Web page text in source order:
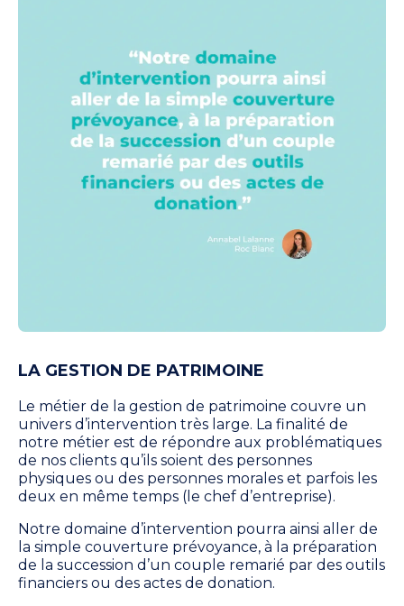
LA GESTION DE PATRIMOINE
Le métier de la gestion de patrimoine couvre un
univers d’intervention très large. La finalité de
notre métier est de répondre aux problématiques
de nos clients qu’ils soient des personnes
physiques ou des personnes morales et parfois les
deux en même temps (le chef d’entreprise).
Notre domaine d’intervention pourra ainsi aller de
la simple couverture prévoyance, à la préparation
de la succession d’un couple remarié par des outils
financiers ou des actes de donation.